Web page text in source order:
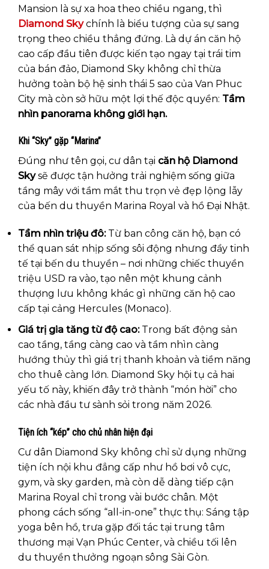
Mansion là sự xa hoa theo chiều ngang, thì
Diamond Skychính là biểu tượng của sự sang
trọng theo chiều thẳng đứng. Là dự án căn hộ
cao cấp đầu tiên được kiến tạo ngay tại trái tim
của bán đảo, Diamond Sky không chỉ thừa
hưởng toàn bộ hệ sinh thái 5 sao của Van Phuc
City mà còn sở hữu một lợi thế độc quyền: Tầm
nhìn panorama không giới hạn.
Khi “Sky” gặp “Marina”
Đúng như tên gọi, cư dân tại căn hộ Diamond
Skysẽ được tận hưởng trải nghiệm sống giữa
tầng mây với tầm mắt thu trọn vẻ đẹp lộng lẫy
của bến du thuyền Marina Royal và hồ Đại Nhật.
Tầm nhìn triệu đô:Từ ban công căn hộ, bạn có
thể quan sát nhịp sống sôi động nhưng đầy tinh
tế tại bến du thuyền – nơi những chiếc thuyền
triệu USD ra vào, tạo nên một khung cảnh
thượng lưu không khác gì những căn hộ cao
cấp tại cảng Hercules (Monaco).
Giá trị gia tăng từ độ cao:Trong bất động sản
cao tầng, tầng càng cao và tầm nhìn càng
hướng thủy thì giá trị thanh khoản và tiềm năng
cho thuê càng lớn. Diamond Sky hội tụ cả hai
yếu tố này, khiến đây trở thành “món hời” cho
các nhà đầu tư sành sỏi trong năm 2026.
Tiện ích “kép” cho chủ nhân hiện đại
Cư dân Diamond Sky không chỉ sử dụng những
tiện ích nội khu đẳng cấp như hồ bơi vô cực,
gym, và sky garden, mà còn dễ dàng tiếp cận
Marina Royal chỉ trong vài bước chân. Một
phong cách sống “all-in-one” thực thụ: Sáng tập
yoga bên hồ, trưa gặp đối tác tại trung tâm
thương mại Vạn Phúc Center, và chiều tối lên
du thuyền thưởng ngoạn sông Sài Gòn.